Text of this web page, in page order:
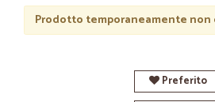
Prodotto temporaneamente non
Preferito